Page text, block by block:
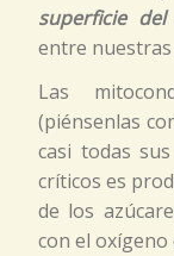
superficie del
entre nuestras
Las
(piénsenlas
casi todas
críticos es
de los
con el oxígeno